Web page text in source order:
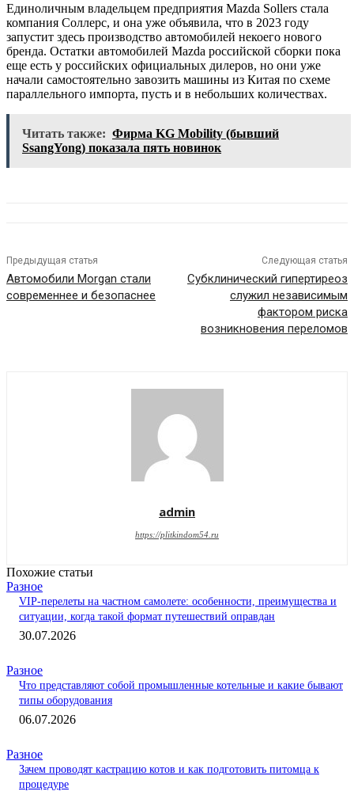
Единоличным владельцем предприятия Mazda Sollers стала
компания Соллерс, и она уже объявила, что в 2023 году
запустит здесь производство автомобилей некоего нового
бренда. Остатки автомобилей Mazda российской сборки пока
еще есть у российских официальных дилеров, но они уже
начали самостоятельно завозить машины из Китая по схеме
параллельного импорта, пусть и в небольших количествах.
Читать также: Фирма KG Mobility (бывший
SsangYong) показала пять новинок
Предыдущая статья
Автомобили Morgan стали
современнее и безопаснее
Следующая статья
Субклинический гипертиреоз
служил независимым
фактором риска
возникновения переломов
admin
https://plitkindom54.ru
Похожие статьи
Разное
VIP-перелеты на частном самолете: особенности, преимущества и
ситуации, когда такой формат путешествий оправдан
30.07.2026
Разное
Что представляют собой промышленные котельные и какие бывают
типы оборудования
06.07.2026
Разное
Зачем проводят кастрацию котов и как подготовить питомца к
процедуре